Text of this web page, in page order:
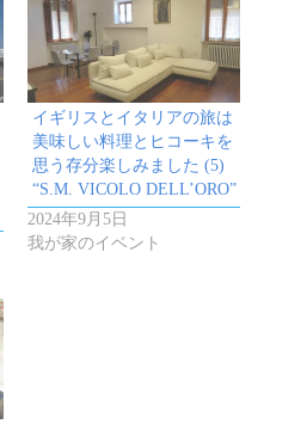
イギリスとイタリアの旅は
美味しい料理とヒコーキを
思う存分楽しみました (5)
“S.M. VICOLO DELL’ORO”
2024年9月5日
我が家のイベント